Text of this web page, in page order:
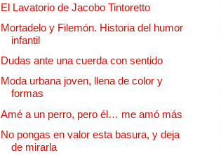
El Lavatorio de Jacobo Tintoretto
Mortadelo y Filemón. Historia del humor
infantil
Dudas ante una cuerda con sentido
Moda urbana joven, llena de color y
formas
Amé a un perro, pero él… me amó más
No pongas en valor esta basura, y deja
de mirarla